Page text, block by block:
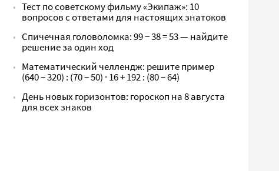
Тест по советскому фильму «Экипаж»: 10
вопросов с ответами для настоящих знатоков
Спичечная головоломка: 99 − 38 = 53 — найдите
решение за один ход
Математический челлендж: решите пример
(640 − 320) : (70 − 50) · 16 + 192 : (80 − 64)
День новых горизонтов: гороскоп на 8 августа
для всех знаков